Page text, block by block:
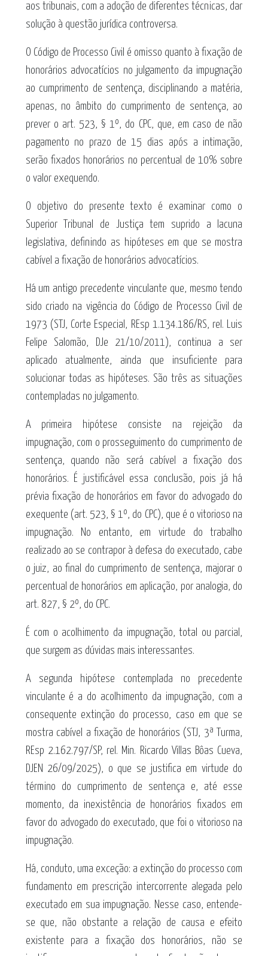
aos tribunais, com a adoção de diferentes técnicas, dar
solução à questão jurídica controversa.
O Código de Processo Civil é omisso quanto à fixação de
honorários advocatícios no julgamento da impugnação
ao cumprimento de sentença, disciplinando a matéria,
apenas, no âmbito do cumprimento de sentença, ao
prever o art. 523, § 1º, do CPC, que, em caso de não
pagamento no prazo de 15 dias após a intimação,
serão fixados honorários no percentual de 10% sobre
o valor exequendo.
O objetivo do presente texto é examinar como o
Superior Tribunal de Justiça tem suprido a lacuna
legislativa, definindo as hipóteses em que se mostra
cabível a fixação de honorários advocatícios.
Há um antigo precedente vinculante que, mesmo tendo
sido criado na vigência do Código de Processo Civil de
1973 (STJ, Corte Especial, REsp 1.134.186/RS, rel. Luis
Felipe Salomão, DJe 21/10/2011), continua a ser
aplicado atualmente, ainda que insuficiente para
solucionar todas as hipóteses. São três as situações
contempladas no julgamento.
A primeira hipótese consiste na rejeição da
impugnação, com o prosseguimento do cumprimento de
sentença, quando não será cabível a fixação dos
honorários. É justificável essa conclusão, pois já há
prévia fixação de honorários em favor do advogado do
exequente (art. 523, § 1º, do CPC), que é o vitorioso na
impugnação. No entanto, em virtude do trabalho
realizado ao se contrapor à defesa do executado, cabe
o juiz, ao final do cumprimento de sentença, majorar o
percentual de honorários em aplicação, por analogia, do
art. 827, § 2º, do CPC.
É com o acolhimento da impugnação, total ou parcial,
que surgem as dúvidas mais interessantes.
A segunda hipótese contemplada no precedente
vinculante é a do acolhimento da impugnação, com a
consequente extinção do processo, caso em que se
mostra cabível a fixação de honorários (STJ, 3ª Turma,
REsp 2.162.797/SP, rel. Min. Ricardo Villas Bôas Cueva,
DJEN 26/09/2025), o que se justifica em virtude do
término do cumprimento de sentença e, até esse
momento, da inexistência de honorários fixados em
favor do advogado do executado, que foi o vitorioso na
impugnação.
Há, conduto, uma exceção: a extinção do processo com
fundamento em prescrição intercorrente alegada pelo
executado em sua impugnação. Nesse caso, entende-
se que, não obstante a relação de causa e efeito
existente para a fixação dos honorários, não se